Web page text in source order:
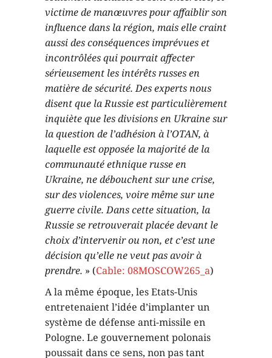
victime de manœuvres pour affaiblir son
influence dans la région, mais elle craint
aussi des conséquences imprévues et
incontrôlées qui pourrait affecter
sérieusement les intérêts russes en
matière de sécurité. Des experts nous
disent que la Russie est particulièrement
inquiète que les divisions en Ukraine sur
la question de l’adhésion à l’OTAN, à
laquelle est opposée la majorité de la
communauté ethnique russe en
Ukraine, ne débouchent sur une crise,
sur des violences, voire même sur une
guerre civile. Dans cette situation, la
Russie se retrouverait placée devant le
choix d’intervenir ou non, et c’est une
décision qu’elle ne veut pas avoir à
prendre. » (Cable: 08MOSCOW265_a)
A la même époque, les Etats-Unis
entretenaient l’idée d’implanter un
système de défense anti-missile en
Pologne. Le gouvernement polonais
poussait dans ce sens, non pas tant